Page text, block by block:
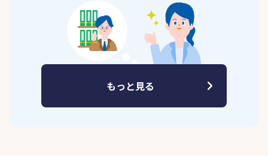
もっと見る